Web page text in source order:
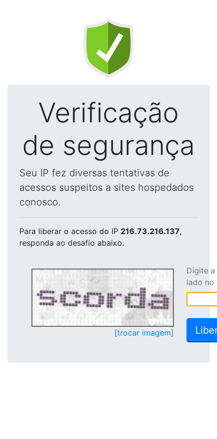
Verificação
de segurança
Seu IP fez diversas tentativas de
acessos suspeitos a sites hospedados
conosco.
Para liberar o acesso do IP 216.73.216.137,
responda ao desafio abaixo.
[trocar imagem]
Digite
lado no